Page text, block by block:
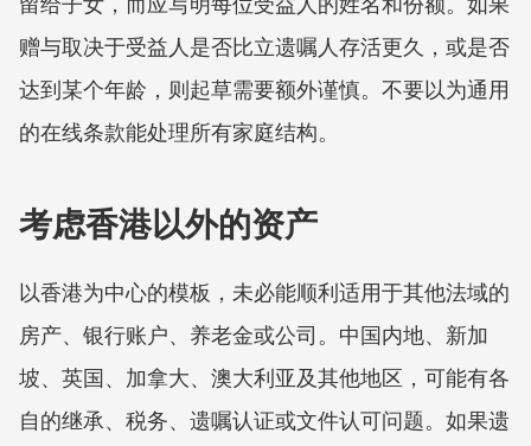
赠与取决于受益人是否比立遗嘱人存活更久，或是否
达到某个年龄，则起草需要额外谨慎。不要以为通用
的在线条款能处理所有家庭结构。
考虑香港以外的资产
以香港为中心的模板，未必能顺利适用于其他法域的
房产、银行账户、养老金或公司。中国内地、新加
坡、英国、加拿大、澳大利亚及其他地区，可能有各
自的继承、税务、遗嘱认证或文件认可问题。如果遗